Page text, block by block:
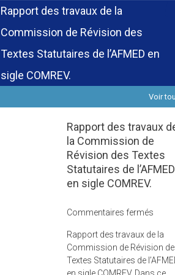
Rapport des travaux de la
Commission de Révision des
Textes Statutaires de l’AFMED en
sigle COMREV.
Voir
Rapport des travaux
la Commission de
Révision des Textes
Statutaires de l’AFMED
en sigle COMREV.
Commentaires fermés
des
de
Rapport des travaux de la
Commission de Révision
Textes Statutaires de
en sigle COMREV. Dans ce